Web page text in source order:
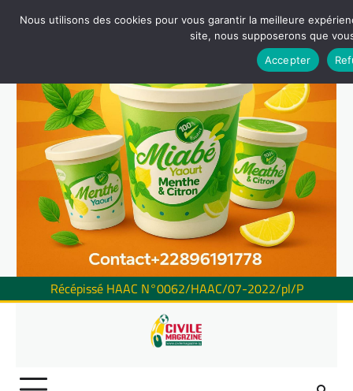
Récépissé HAAC N°0062/HAAC/07-2022/pl/P
Nous utilisons des cookies pour vous garantir la meilleure
site, nous supposerons que
Accepter